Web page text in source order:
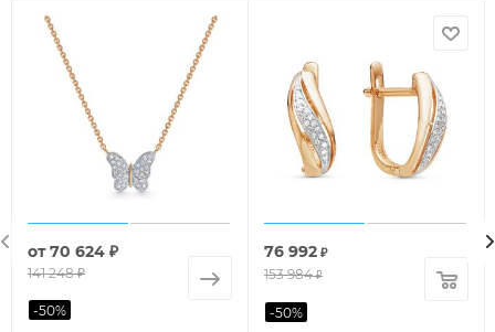
от70 624 ₽
141 248 ₽
-50%
76 992 ₽
153 984₽
-50%